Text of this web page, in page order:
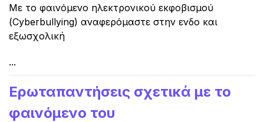
Με το φαινόμενο ηλεκτρονικού εκφοβισμού
(Cyberbullying) αναφερόμαστε στην ενδο και
εξωσχολική
...
Ερωταπαντήσεις σχετικά με το
φαινόμενο του